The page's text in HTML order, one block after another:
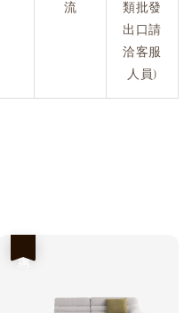
流
類批發
出口請
洽客服
人員)